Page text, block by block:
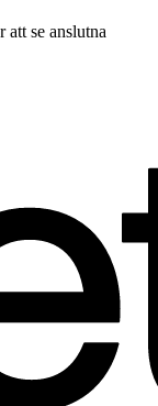
se anslutna